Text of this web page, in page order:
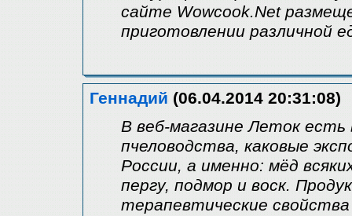
сайте Wowcook.Net
приготовлении различной
Геннадий (06.04.2014 20:31:08)
В веб-магазине Леток
пчеловодства, каковые
России, а именно: мёд
пергу, подмор и воск.
терапевтические свойства